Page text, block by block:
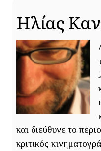
Ηλίας
και διεύθυνε το
κριτικός